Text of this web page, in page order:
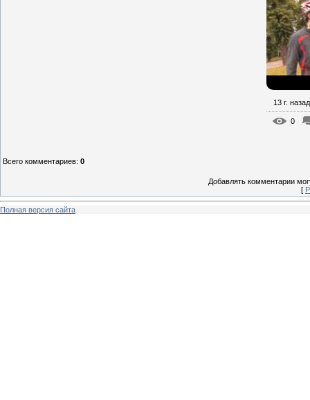
13 г. назад
0
Всего комментариев: 0
Добавлять комментарии
[
Полная версия сайта